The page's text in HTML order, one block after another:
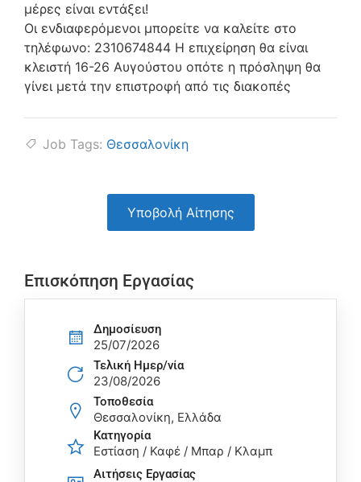
μέρες είναι εντάξει!
Οι ενδιαφερόμενοι μπορείτε να καλείτε στο
τηλέφωνο: 2310674844 Η επιχείρηση θα είναι
κλειστή 16-26 Αυγούστου οπότε η πρόσληψη θα
γίνει μετά την επιστροφή από τις διακοπές
Job Tags: Θεσσαλονίκη
Υποβολή Αίτησης
Επισκόπηση Εργασίας
Δημοσίευση
25/07/2026
Τελική Ημερ/νία
23/08/2026
Τοποθεσία
Θεσσαλονίκη, Ελλάδα
Κατηγορία
Εστίαση / Καφέ / Μπαρ / Κλαμπ
Αιτήσεις Eργασίας